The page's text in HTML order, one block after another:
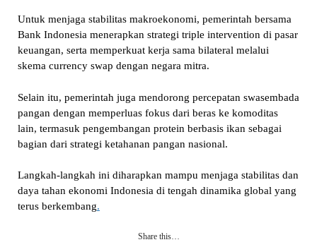
Untuk menjaga stabilitas makroekonomi, pemerintah bersama
Bank Indonesia menerapkan strategi triple intervention di pasar
keuangan, serta memperkuat kerja sama bilateral melalui
skema currency swap dengan negara mitra.
Selain itu, pemerintah juga mendorong percepatan swasembada
pangan dengan memperluas fokus dari beras ke komoditas
lain, termasuk pengembangan protein berbasis ikan sebagai
bagian dari strategi ketahanan pangan nasional.
Langkah-langkah ini diharapkan mampu menjaga stabilitas dan
daya tahan ekonomi Indonesia di tengah dinamika global yang
terus berkembang.
Share this…